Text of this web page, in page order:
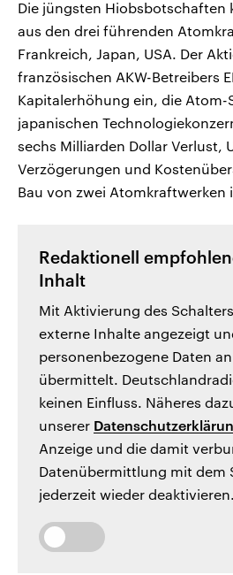
Die jüngsten Hiobsbotschaften
aus den drei führenden
Frankreich, Japan, USA. Der
französischen AKW-Betreibers
Kapitalerhöhung ein, die Atom-
japanischen
sechs Milliarden Dollar Verlust,
Verzögerungen und
Bau von zwei Atomkraftwerken
Redaktionell
Inhalt
Mit Aktivierung des
externe Inhalte angezeigt
personenbezogene Daten
übermittelt.
keinen Einfluss. Näheres
unserer
Anzeige und die damit
Datenübermittlung mit dem
jederzeit wieder deaktivieren.